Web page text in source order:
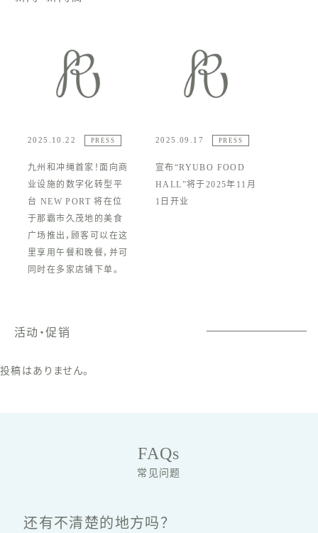
2025.10.22 PRESS
九州和冲绳首家！面向商
业设施的数字化转型平
台 NEW PORT 将在位
于那霸市久茂地的美食
广场推出，顾客可以在这
里享用午餐和晚餐，并可
同时在多家店铺下单。
2025.09.17 PRESS
宣布“RYUBO FOOD
HALL”将于2025年11月
1日开业
活动・促销
投稿はありません。
FAQs
常见问题
还有不清楚的地方吗？